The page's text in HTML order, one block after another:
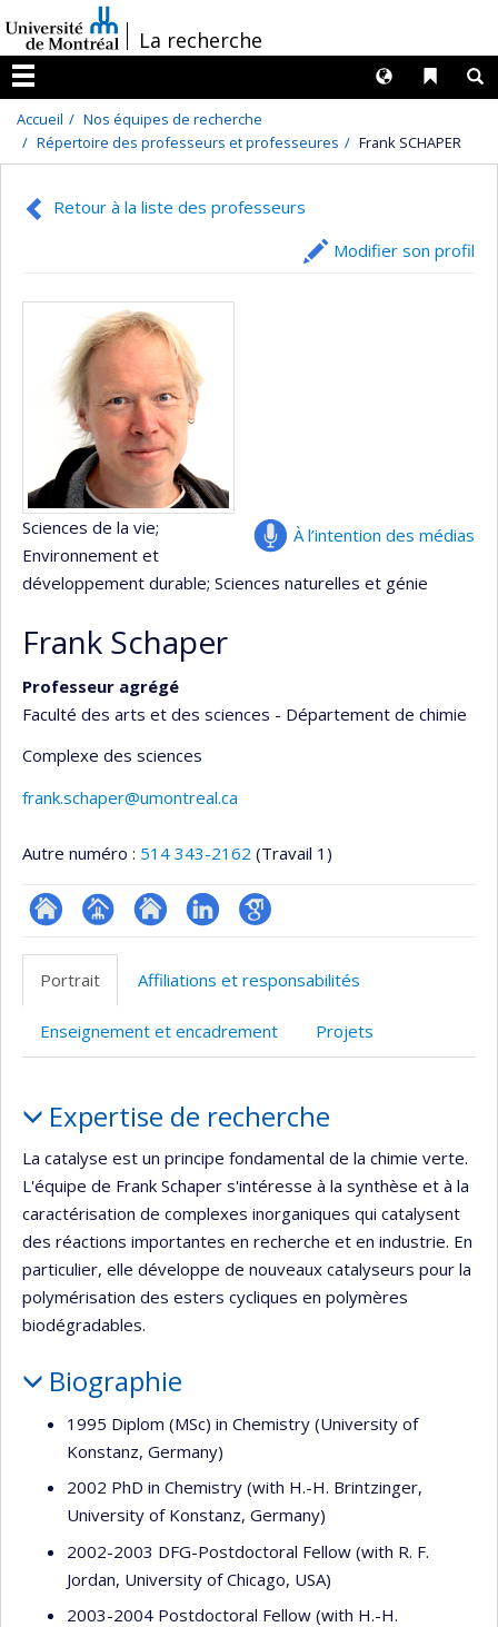
au
contenu
/La recherche
Menu
Liens
Langues
Accueil
Nos équipes de recherche
Répertoire des professeurs et professeures
Frank SCHAPER
Retour à la liste des professeurs
Modifier son profil
À l’intention des médias
Sciences de la vie;
Environnement et
développement durable; Sciences naturelles et génie
Frank Schaper
Professeur agrégé
Faculté des arts et des sciences - Département de chimie
Complexe des sciences
frank.schaper@umontreal.ca
Autre numéro : 514 343-2162 (Travail 1)
ResearchGate
Page
(faculté,département,école)
Site
l’unité
LinkedInGoogle
Portrait Affiliations et responsabilités
Enseignement et encadrement Projets
Expertise de recherche
La catalyse est un principe fondamental de la chimie verte.
L'équipe de Frank Schaper s'intéresse à la synthèse et à la
caractérisation de complexes inorganiques qui catalysent
des réactions importantes en recherche et en industrie. En
particulier, elle développe de nouveaux catalyseurs pour la
polymérisation des esters cycliques en polymères
biodégradables.
Biographie
1995 Diplom (MSc) in Chemistry (University of
Konstanz, Germany)
2002 PhD in Chemistry (with H.-H. Brintzinger,
University of Konstanz, Germany)
2002-2003 DFG-Postdoctoral Fellow (with R. F.
Jordan, University of Chicago, USA)
2003-2004 Postdoctoral Fellow (with H.-H.